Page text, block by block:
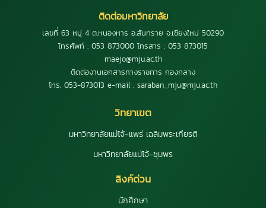
ติดต่อมหาวิทยาลัย
เลขที่ 63 หมู่ 4 ต.หนองหาร อ.สันทราย จ.เชียงใหม่ 50290
โทรศัพท์ : 053 873000 โทรสาร : 053 873015
maejo@mju.ac.th
ติดต่องานเอกสารทางราชการ กองกลาง
โทร. 053-873013 e-mail : saraban_mju@mju.ac.th
วิทยาเขต
มหาวิทยาลัยแม่โจ้-แพร่ เฉลิมพระเกียรติ
มหาวิทยาลัยแม่โจ้-ชุมพร
ลิงค์ด่วน
นักศึกษา